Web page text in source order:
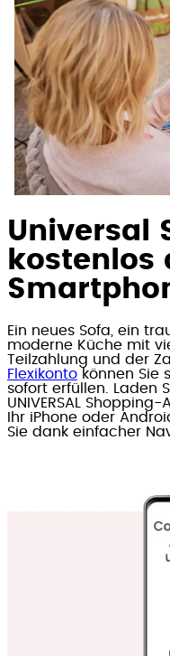
Universal
kostenlos
Ein neues Sofa, ein
moderne Küche mit
Teilzahlung und der
Flexikonto können Sie
sofort erfüllen. Laden
UNIVERSAL
Ihr iPhone oder
Sie dank einfacher